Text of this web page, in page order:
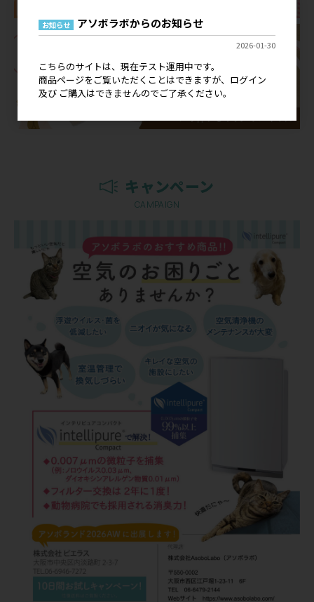
キャンペーン
CAMPAIGN
お知らせ アソボラボからのお知らせ
2026-01-30
こちらのサイトは、現在テスト運用中です。
商品ページをご覧いただくことはできますが、ログイン
及び ご購入はできませんのでご了承ください。